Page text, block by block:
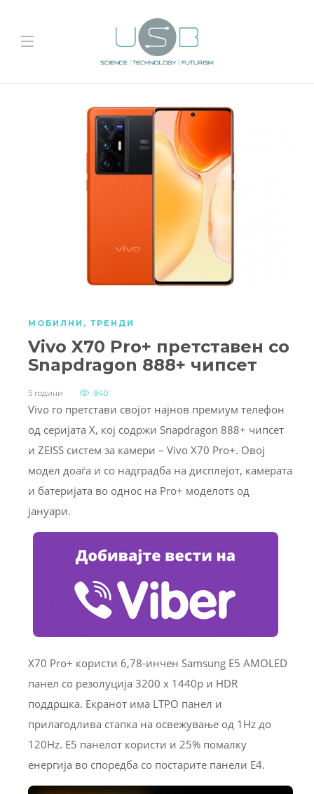
МОБИЛНИ , ТРЕНДИ
Vivo X70 Pro+ претставен со
Snapdragon 888+ чипсет
5 години 940
Vivo го претстави својот најнов премиум телефон
од серијата X, кој содржи Snapdragon 888+ чипсет
и ZEISS систем за камери – Vivo X70 Pro+. Овој
модел доаѓа и со надградба на дисплејот, камерата
и батеријата во однос на Pro+ моделотѕ од
јануари.
X70 Pro+ користи 6,78-инчен Samsung E5 AMOLED
панел со резолуција 3200 x 1440p и HDR
поддршка. Екранот има LTPO панел и
прилагодлива стапка на освежување од 1Hz до
120Hz. Е5 панелот користи и 25% помалку
енергија во споредба со постарите панели Е4.